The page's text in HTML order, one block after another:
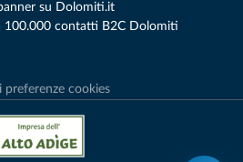
su Dolomiti.it
100.000 contatti B2C Dolomiti
preferenze cookies